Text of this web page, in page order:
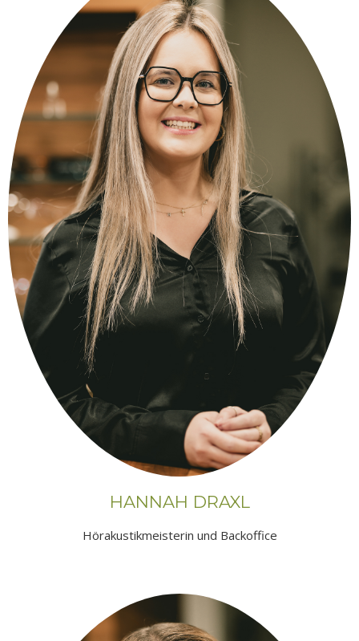
HANNAH DRAXL
Hörakustikmeisterin und Backoffice